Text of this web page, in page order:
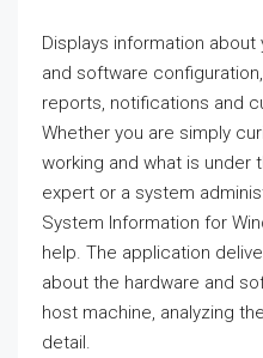
Displays information about
and software
reports, notifications and
Whether you are simply
working and what is under
expert or a system
System Information for
help. The application
about the hardware and
host machine, analyzing
detail.